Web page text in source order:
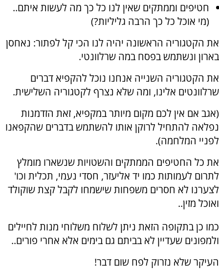
חטיפים וממתקים שאין לנו כל כך מה לעשות איתם..
(מי אוכל כל כך הרבה גליליות?)
את הקטגוריה הראשונה יהיה לנו הכי קל לפתור: נאחסן
בארון ונשתמש בפסח במה שרלוונטי.
את הקטגוריה השנייה אנחנו נוכל להקפיא דברים
שרלוונטים אלינו, ומה שלא נצרף לקטגוריה השלישית.
(אגב אם אין לכם מקום מיותר במקפיא, זאת הזדמנות
נפלאה להתחיל לרוקן אותו להשתמש בדברים שהקפאנו
לפניי המלחמה).
את כל החטיפים הממתקים והשטויות שנשארו מומלץ
לתרום לעמותות כמו יד אליעזר, חסדי נעמי, תכלית וכו'
לצערנו לא חסרים משפחות שישמחו לקבל קצת שוקולד
ואוכל מזין..
כמו כן בתקופה הזאת ניתן לשלוח משלוחי מנות לחיילים
ולמפונים שעדיין לא בביתם גם בימים אלא אחרי פורים..
העיקר שלא נזרוק לפח שום דבר!